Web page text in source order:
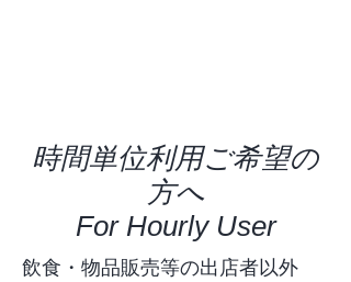
時間単位利用ご希望の
方へ
​For Hourly User
飲食・物品販売等の出店者以外